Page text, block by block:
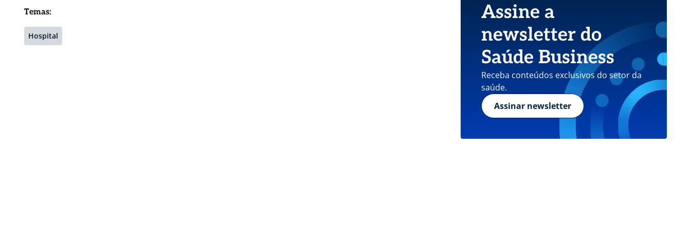
Temas:
Hospital
Assine a
newsletter do
Saúde Business
Receba conteúdos exclusivos do setor da
saúde.
Assinar newsletter